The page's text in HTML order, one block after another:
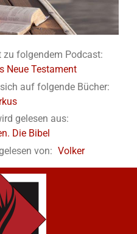
zu folgendem Podcast:
Neue Testament
auf folgende Bücher:
gelesen aus:
Die Bibel
von: Volker